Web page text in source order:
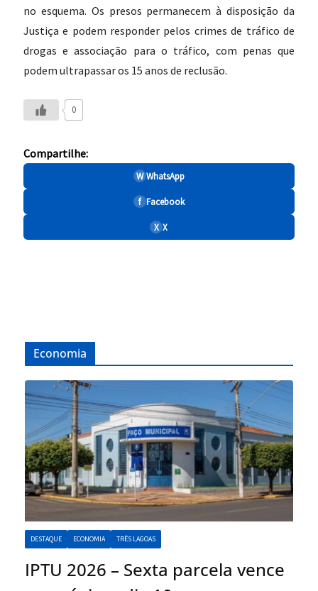
no esquema. Os presos permanecem à disposição da
Justiça e podem responder pelos crimes de tráfico de
drogas e associação para o tráfico, com penas que
podem ultrapassar os 15 anos de reclusão.
0
Compartilhe:
W WhatsApp
f Facebook
X X
Economia
DESTAQUE ECONOMIA TRÊS LAGOAS
IPTU 2026 – Sexta parcela vence